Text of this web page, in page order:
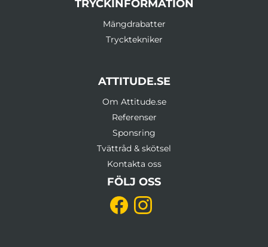
TRYCKINFORMATION
Mängdrabatter
Trycktekniker
ATTITUDE.SE
Om Attitude.se
Referenser
Sponsring
Tvättråd & skötsel
Kontakta oss
FÖLJ OSS